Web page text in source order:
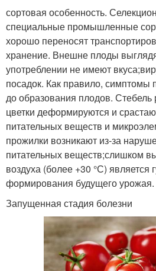
сортовая особенность.
специальные промышленные
хорошо переносят
хранение. Внешне плоды
употреблении не имеют
посадок. Как правило, симптомы
до образования плодов. Стебель
цветки деформируются и
питательных веществ и
прожилки возникают из-за
питательных веществ;слишком
воздуха (более +30 °С) является
формирования будущего урожая.
Запущенная стадия болезни